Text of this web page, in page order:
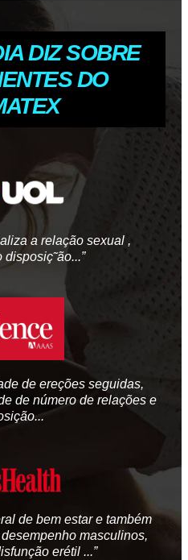
DIZ SOBRE
DO
a relação sexual ,
de ereções seguidas,
de número de relações e
de bem estar e também
masculinos,
erétil ...”